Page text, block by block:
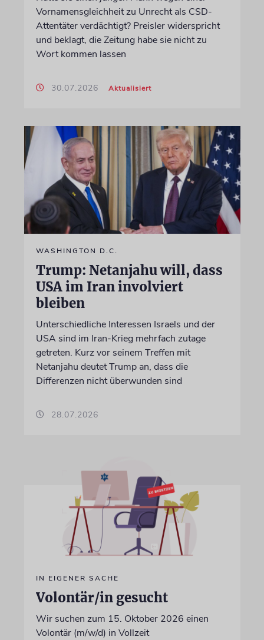
Vornamensgleichheit zu Unrecht als CSD-
Attentäter verdächtigt? Preisler widerspricht
und beklagt, die Zeitung habe sie nicht zu
Wort kommen lassen
30.07.2026 Aktualisiert
WASHINGTON D.C.
Trump: Netanjahu will, dass
USA im Iran involviert
bleiben
Unterschiedliche Interessen Israels und der
USA sind im Iran-Krieg mehrfach zutage
getreten. Kurz vor seinem Treffen mit
Netanjahu deutet Trump an, dass die
Differenzen nicht überwunden sind
28.07.2026
IN EIGENER SACHE
Volontär/in gesucht
Wir suchen zum 15. Oktober 2026 einen
Volontär (m/w/d) in Vollzeit